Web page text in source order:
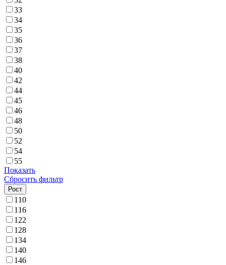
33
34
35
36
37
38
40
42
44
45
46
48
50
52
54
55
Показать
Сбросить фильтр
Рост
110
116
122
128
134
140
146